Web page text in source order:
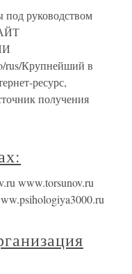
под руководством
Крупнейший в
ресурс,
получения
www.torsunov.ru